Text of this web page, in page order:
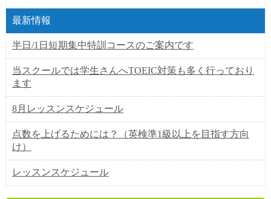
最新情報
半日/1日短期集中特訓コースのご案内です
当スクールでは学生さんへTOEIC対策も多く行っており
ます
8月レッスンスケジュール
点数を上げるためには？（英検準1級以上を目指す方向
け）
レッスンスケジュール